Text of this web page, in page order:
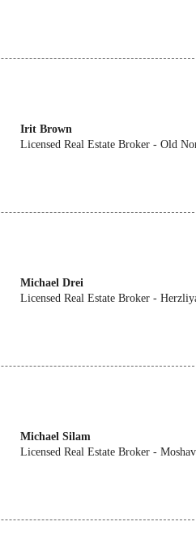
Irit Brown
Licensed Real Estate Broker - Old
Michael Drei
Licensed Real Estate Broker -
Michael Silam
Licensed Real Estate Broker -